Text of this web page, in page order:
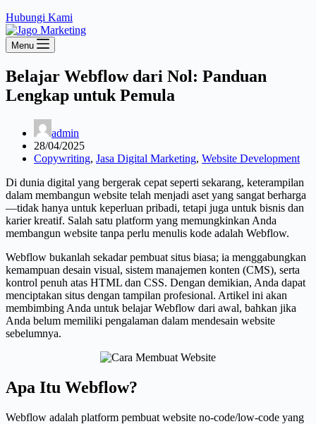
Hubungi Kami
Menu
Belajar Webflow dari Nol: Panduan
Lengkap untuk Pemula
admin
28/04/2025
Copywriting, Jasa Digital Marketing, Website Development
Di dunia digital yang bergerak cepat seperti sekarang, keterampilan
dalam membangun website telah menjadi aset yang sangat berharga
—tidak hanya untuk keperluan pribadi, tetapi juga untuk bisnis dan
karier kreatif. Salah satu platform yang memungkinkan Anda
membangun website tanpa perlu menulis kode adalah Webflow.
Webflow bukanlah sekadar pembuat situs biasa; ia menggabungkan
kemampuan desain visual, sistem manajemen konten (CMS), serta
kontrol penuh atas HTML dan CSS. Dengan demikian, Anda dapat
menciptakan situs dengan tampilan profesional. Artikel ini akan
membimbing Anda untuk belajar Webflow dari awal, bahkan jika
Anda belum memiliki pengalaman dalam mendesain website
sebelumnya.
Apa Itu Webflow?
Webflow adalah platform pembuat website no-code/low-code yang